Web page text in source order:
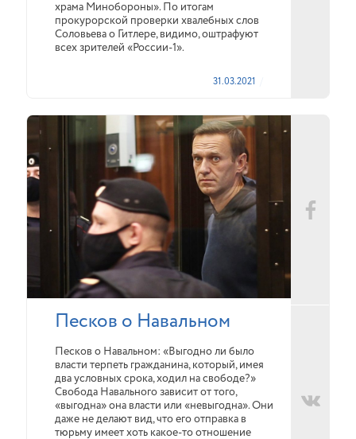
храма Минобороны». По итогам
прокурорской проверки хвалебных слов
Соловьева о Гитлере, видимо, оштрафуют
всех зрителей «России-1».
31.03.2021
Песков о Навальном
Песков о Навальном: «Выгодно ли было
власти терпеть гражданина, который, имея
два условных срока, ходил на свободе?»
Свобода Навального зависит от того,
«выгодна» она власти или «невыгодна». Они
даже не делают вид, что его отправка в
тюрьму имеет хоть какое-то отношение